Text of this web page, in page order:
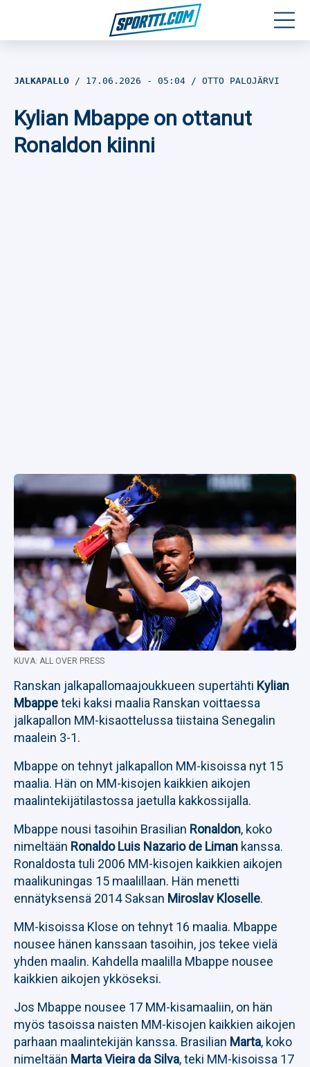
Jalkapallo
JALKAPALLO 17.06.2026 - 05:04 OTTO PALOJÄRVI
Kylian Mbappe on ottanut
Ronaldon kiinni
KUVA: ALL OVER PRESS
Ranskan jalkapallomaajoukkueen supertähti Kylian
Mbappeteki kaksi maalia Ranskan voittaessa
jalkapallon MM-kisaottelussa tiistaina Senegalin
maalein 3-1.
Mbappe on tehnyt jalkapallon MM-kisoissa nyt 15
maalia. Hän on MM-kisojen kaikkien aikojen
maalintekijätilastossa jaetulla kakkossijalla.
Mbappe nousi tasoihin Brasilian Ronaldon, koko
nimeltään Ronaldo Luis Nazario de Liman kanssa.
Ronaldosta tuli 2006 MM-kisojen kaikkien aikojen
maalikuningas 15 maalillaan. Hän menetti
ennätyksensä 2014 Saksan Miroslav Kloselle.
MM-kisoissa Klose on tehnyt 16 maalia. Mbappe
nousee hänen kanssaan tasoihin, jos tekee vielä
yhden maalin. Kahdella maalilla Mbappe nousee
kaikkien aikojen ykköseksi.
Jos Mbappe nousee 17 MM-kisamaaliin, on hän
myös tasoissa naisten MM-kisojen kaikkien aikojen
parhaan maalintekijän kanssa. Brasilian Marta, koko
nimeltään Marta Vieira da Silva, teki MM-kisoissa 17